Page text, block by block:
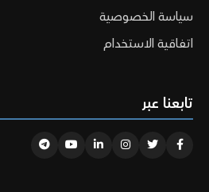
سياسة الخصوصية
اتفاقية الاستخدام
تابعنا عبر
Facebook
Twitter
Instagram
Linkedin
Youtube
Telegram